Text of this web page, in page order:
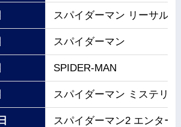
スパイダーマン リーサル
スパイダーマン
SPIDER-MAN
スパイダーマン ミステリ
スパイダーマン2 エンター